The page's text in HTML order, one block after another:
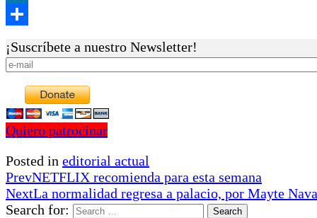
¡Suscríbete a nuestro Newsletter!
Quiero patrocinar
Posted in editorial actual
PrevNETFLIX recomienda para esta semana
NextLa normalidad regresa a palacio, por Mayte
Search for: